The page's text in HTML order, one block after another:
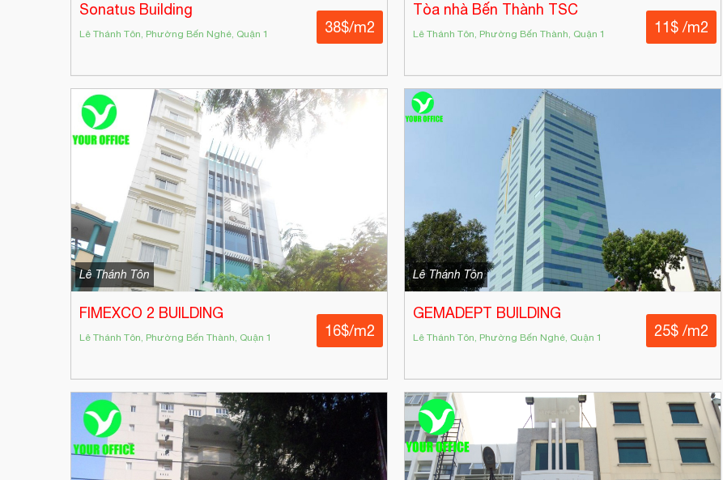
Sonatus Building
Lê Thánh Tôn, Phường Bến Nghé, Quận 1 38$/m2
Tòa nhà Bến Thành TSC
Lê Thánh Tôn, Phường Bến Thành, Quận 1 11$ /m2
Lê Thánh Tôn
FIMEXCO 2 BUILDING
Lê Thánh Tôn, Phường Bến Thành, Quận 1 16$/m2
Lê Thánh Tôn
GEMADEPT BUILDING
Lê Thánh Tôn, Phường Bến Nghé, Quận 1 25$ /m2